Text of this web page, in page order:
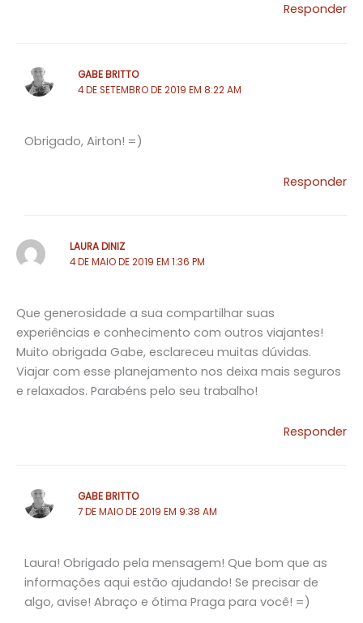
Responder
GABE BRITTO
4 DE SETEMBRO DE 2019 EM 8:22 AM
Obrigado, Airton! =)
Responder
LAURA DINIZ
4 DE MAIO DE 2019 EM 1:36 PM
Que generosidade a sua compartilhar suas
experiências e conhecimento com outros viajantes!
Muito obrigada Gabe, esclareceu muitas dúvidas.
Viajar com esse planejamento nos deixa mais seguros
e relaxados. Parabéns pelo seu trabalho!
Responder
GABE BRITTO
7 DE MAIO DE 2019 EM 9:38 AM
Laura! Obrigado pela mensagem! Que bom que as
informações aqui estão ajudando! Se precisar de
algo, avise! Abraço e ótima Praga para você! =)